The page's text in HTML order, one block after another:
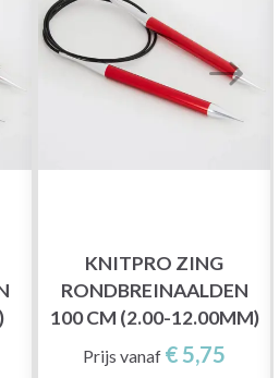
KNITPRO ZING
RONDBREINAALDEN
100 CM (2.00-12.00MM)
Prijs vanaf € 5,75